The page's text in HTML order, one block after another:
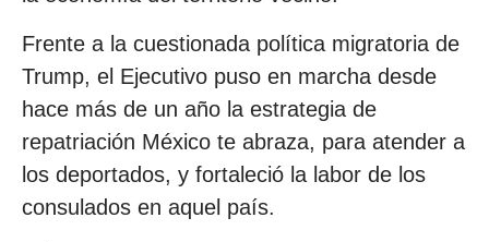
Frente a la cuestionada política migratoria de
Trump, el Ejecutivo puso en marcha desde
hace más de un año la estrategia de
repatriación México te abraza, para atender a
los deportados, y fortaleció la labor de los
consulados en aquel país.